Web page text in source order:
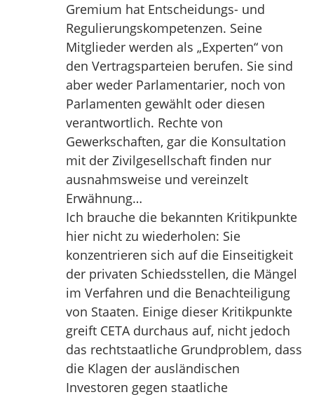
Gremium hat Entscheidungs- und
Regulierungskompetenzen. Seine
Mitglieder werden als „Experten“ von
den Vertragsparteien berufen. Sie sind
aber weder Parlamentarier, noch von
Parlamenten gewählt oder diesen
verantwortlich. Rechte von
Gewerkschaften, gar die Konsultation
mit der Zivilgesellschaft finden nur
ausnahmsweise und vereinzelt
Erwähnung…
Ich brauche die bekannten Kritikpunkte
hier nicht zu wiederholen: Sie
konzentrieren sich auf die Einseitigkeit
der privaten Schiedsstellen, die Mängel
im Verfahren und die Benachteiligung
von Staaten. Einige dieser Kritikpunkte
greift CETA durchaus auf, nicht jedoch
das rechtstaatliche Grundproblem, dass
die Klagen der ausländischen
Investoren gegen staatliche